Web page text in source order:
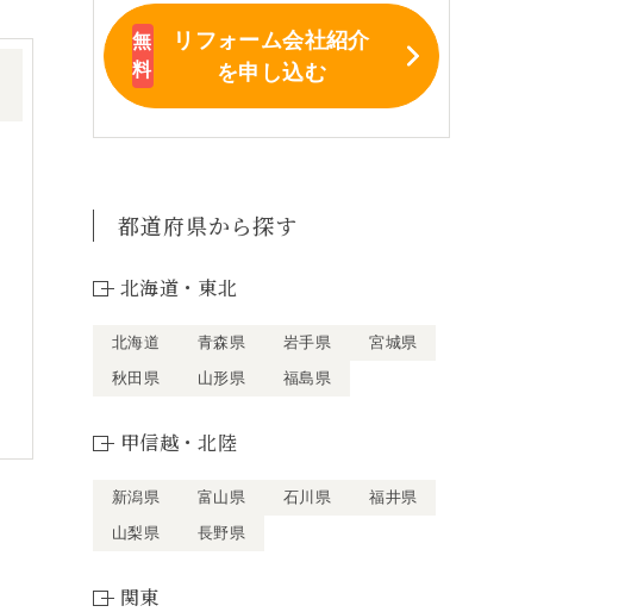
リフォーム会社紹介
を申し込む
都道府県から探す
北海道・東北
北海道 青森県 岩手県
宮城県
秋田県
山形県 福島県
甲信越・北陸
新潟県 富山県 石川県
福井県
山梨県
長野県
関東